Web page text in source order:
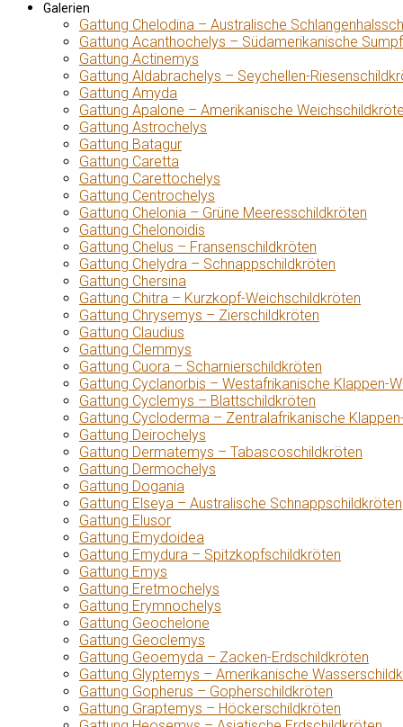
Galerien
Gattung Chelodina – Australische
Gattung Acanthochelys – Südamerikanische
Gattung Actinemys
Gattung Aldabrachelys – Seychellen-
Gattung Amyda
Gattung Apalone – Amerikanische
Gattung Astrochelys
Gattung Batagur
Gattung Caretta
Gattung Carettochelys
Gattung Centrochelys
Gattung Chelonia – Grüne Meeresschildkröten
Gattung Chelonoidis
Gattung Chelus – Fransenschildkröten
Gattung Chelydra – Schnappschildkröten
Gattung Chersina
Gattung Chitra – Kurzkopf-Weichschildkröten
Gattung Chrysemys – Zierschildkröten
Gattung Claudius
Gattung Clemmys
Gattung Cuora – Scharnierschildkröten
Gattung Cyclanorbis – Westafrikanische Klappen-
Gattung Cyclemys – Blattschildkröten
Gattung Cycloderma – Zentralafrikanische
Gattung Deirochelys
Gattung Dermatemys – Tabascoschildkröten
Gattung Dermochelys
Gattung Dogania
Gattung Elseya – Australische Schnappschildkröten
Gattung Elusor
Gattung Emydoidea
Gattung Emydura – Spitzkopfschildkröten
Gattung Emys
Gattung Eretmochelys
Gattung Erymnochelys
Gattung Geochelone
Gattung Geoclemys
Gattung Geoemyda – Zacken-Erdschildkröten
Gattung Glyptemys – Amerikanische
Gattung Gopherus – Gopherschildkröten
Gattung Graptemys – Höckerschildkröten